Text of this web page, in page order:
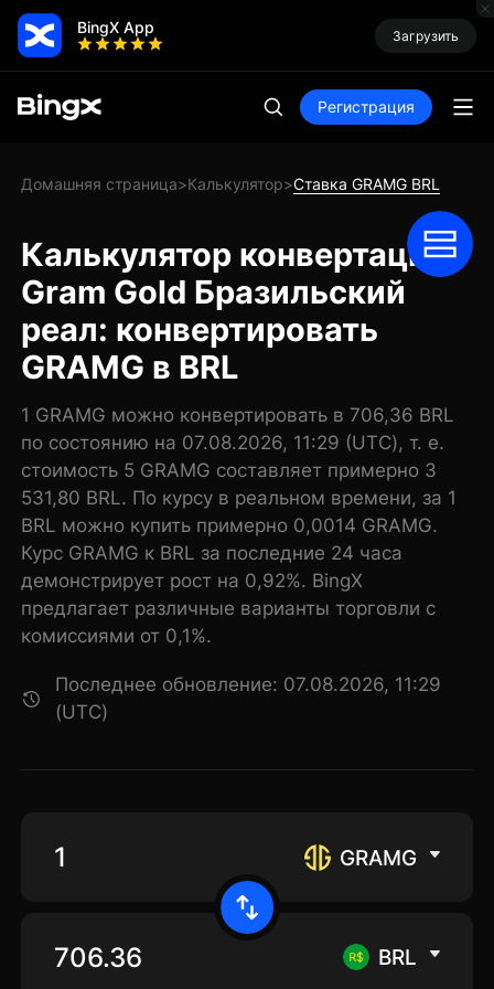
BingX App Загрузить
Регистрация
Домашняя страница>Калькулятор>Ставка GRAMG BRL
Калькулятор конвертации
Gram Gold Бразильский
реал: конвертировать
GRAMG в BRL
1 GRAMG можно конвертировать в 706,36 BRL
по состоянию на 07.08.2026, 11:29 (UTC), т. е.
стоимость 5 GRAMG составляет примерно 3
531,80 BRL. По курсу в реальном времени, за 1
BRL можно купить примерно 0,0014 GRAMG.
Курс GRAMG к BRL за последние 24 часа
демонстрирует рост на 0,92%. BingX
предлагает различные варианты торговли с
комиссиями от 0,1%.
Последнее обновление: 07.08.2026, 11:29
(UTC)
GRAMG
BRL